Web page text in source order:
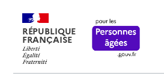
RÉPUBLIQUE
FRANÇAISE